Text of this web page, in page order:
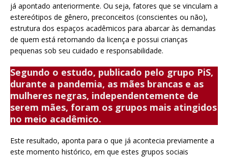
já apontado anteriormente. Ou seja, fatores que se vinculam a
estereótipos de gênero, preconceitos (conscientes ou não),
estrutura dos espaços acadêmicos para abarcar às demandas
de quem está retornando da licença e possui crianças
pequenas sob seu cuidado e responsabilidade.
Segundo o estudo, publicado pelo grupo PiS,
durante a pandemia, as mães brancas e as
mulheres negras, independentemente de
serem mães, foram os grupos mais atingidos
no meio acadêmico.
Este resultado, aponta para o que já acontecia previamente a
este momento histórico, em que estes grupos sociais